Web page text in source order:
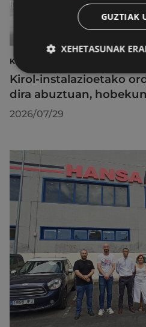
KIROLAK
Kirol-instalazioetako
dira abuztuan,
2026/07/29
GUZTIAK
XEHETASUNAK